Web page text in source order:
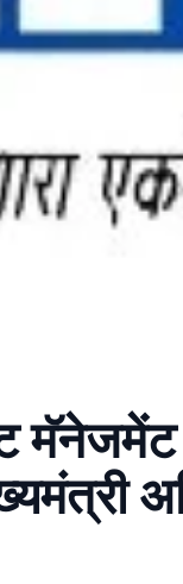
मॅनेजमेंट